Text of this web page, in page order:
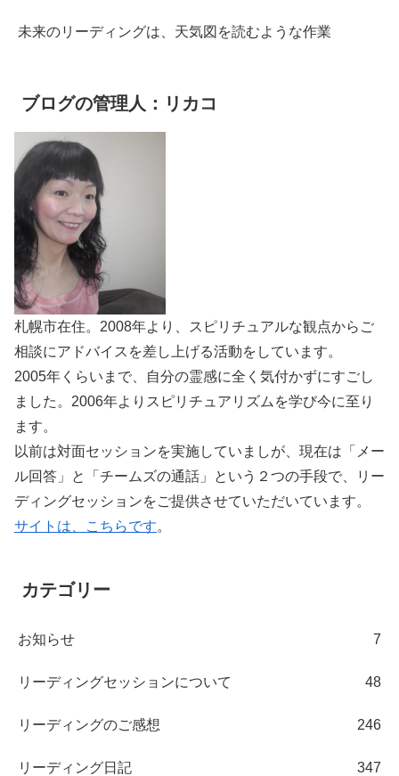
未来のリーディングは、天気図を読むような作業
ブログの管理人：リカコ
札幌市在住。2008年より、スピリチュアルな観点からご
相談にアドバイスを差し上げる活動をしています。
2005年くらいまで、自分の霊感に全く気付かずにすごし
ました。2006年よりスピリチュアリズムを学び今に至り
ます。
以前は対面セッションを実施していましが、現在は「メー
ル回答」と「チームズの通話」という２つの手段で、リー
ディングセッションをご提供させていただいています。
サイトは、こちらです。
カテゴリー
お知らせ 7
リーディングセッションについて 48
リーディングのご感想 246
リーディング日記 347